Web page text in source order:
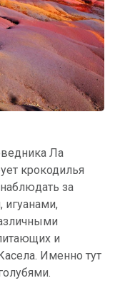
Ла
крокодилья
за
и
Именно тут